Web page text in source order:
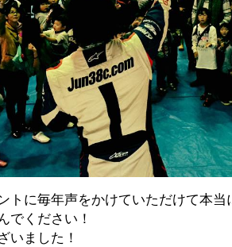
トに毎年声をかけていただけて本当
でください！
いました！